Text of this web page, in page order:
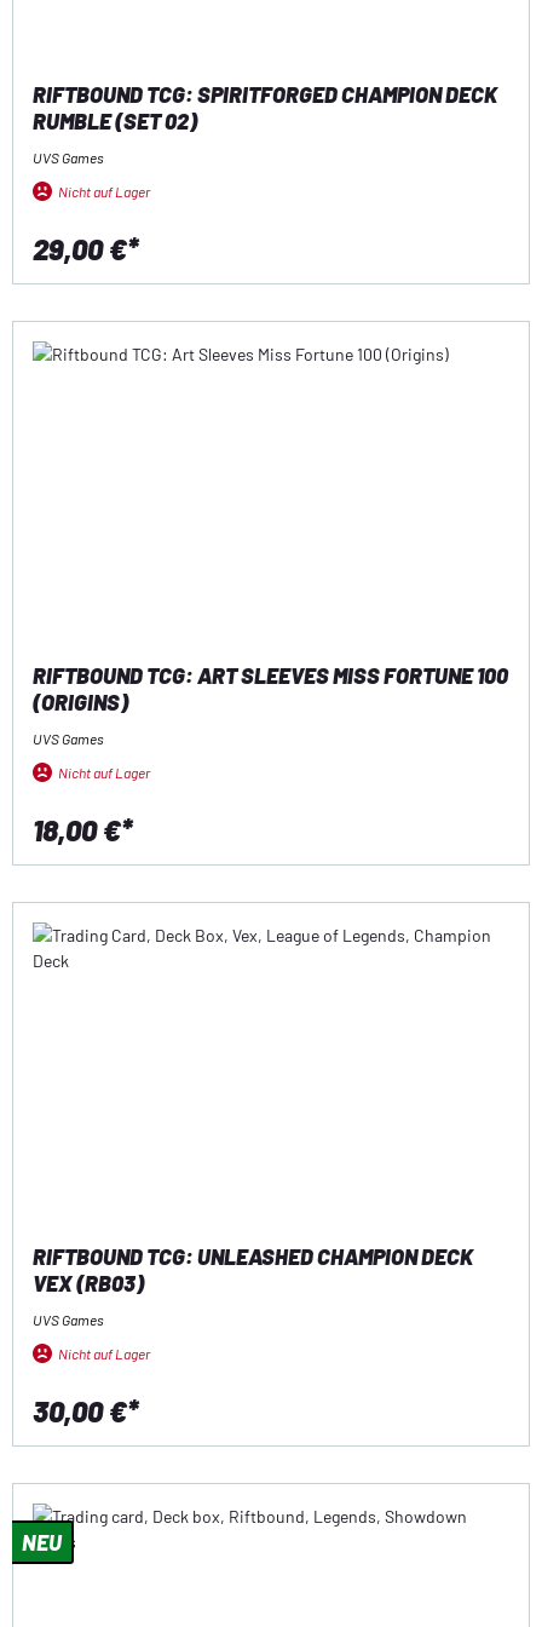
RIFTBOUND TCG: SPIRITFORGED CHAMPION DECK
RUMBLE (SET 02)
UVS Games
Nicht auf Lager
29,00 €*
RIFTBOUND TCG: ART SLEEVES MISS FORTUNE 100
(ORIGINS)
UVS Games
Nicht auf Lager
18,00 €*
RIFTBOUND TCG: UNLEASHED CHAMPION DECK
VEX (RB03)
UVS Games
Nicht auf Lager
30,00 €*
NEU